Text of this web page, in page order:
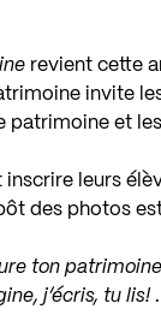
revient cette
invite
patrimoine et
inscrire leurs
des photos
ton patrimoine
j’écris, tu lis!